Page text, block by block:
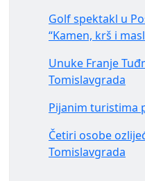
Golf spektakl u
“Kamen, krš i
Unuke Franje
Tomislavgrada
Pijanim turistima
Četiri osobe
Tomislavgrada